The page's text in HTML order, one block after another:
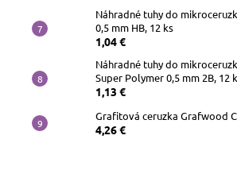
Náhradné tuhy do
0,5 mm HB, 12 ks
1,04 €
Náhradné tuhy do
Super Polymer 0,5 mm 2B, 12
1,13 €
Grafitová ceruzka Grafwood
4,26 €